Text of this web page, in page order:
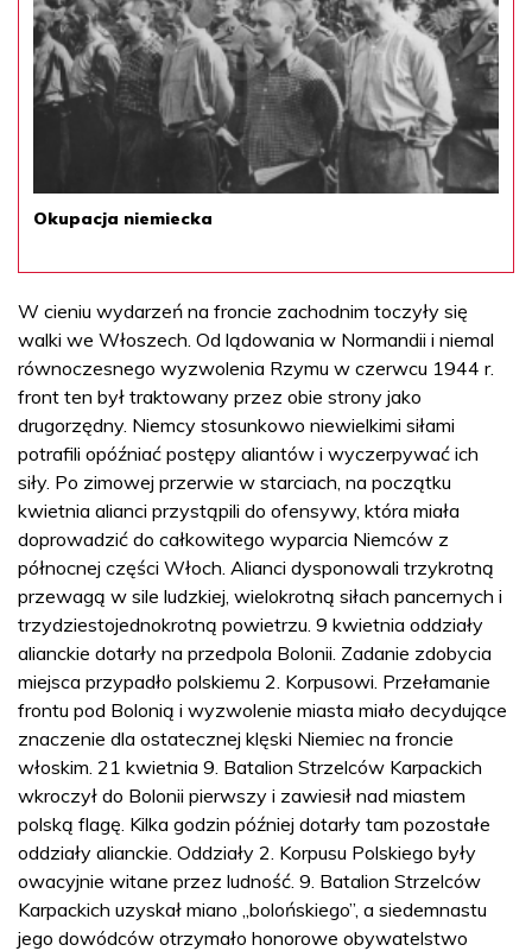
Okupacja niemiecka
W cieniu wydarzeń na froncie zachodnim toczyły się
walki we Włoszech. Od lądowania w Normandii i niemal
równoczesnego wyzwolenia Rzymu w czerwcu 1944 r.
front ten był traktowany przez obie strony jako
drugorzędny. Niemcy stosunkowo niewielkimi siłami
potrafili opóźniać postępy aliantów i wyczerpywać ich
siły. Po zimowej przerwie w starciach, na początku
kwietnia alianci przystąpili do ofensywy, która miała
doprowadzić do całkowitego wyparcia Niemców z
północnej części Włoch. Alianci dysponowali trzykrotną
przewagą w sile ludzkiej, wielokrotną siłach pancernych i
trzydziestojednokrotną powietrzu. 9 kwietnia oddziały
alianckie dotarły na przedpola Bolonii. Zadanie zdobycia
miejsca przypadło polskiemu 2. Korpusowi. Przełamanie
frontu pod Bolonią i wyzwolenie miasta miało decydujące
znaczenie dla ostatecznej klęski Niemiec na froncie
włoskim. 21 kwietnia 9. Batalion Strzelców Karpackich
wkroczył do Bolonii pierwszy i zawiesił nad miastem
polską flagę. Kilka godzin później dotarły tam pozostałe
oddziały alianckie. Oddziały 2. Korpusu Polskiego były
owacyjnie witane przez ludność. 9. Batalion Strzelców
Karpackich uzyskał miano „bolońskiego”, a siedemnastu
jego dowódców otrzymało honorowe obywatelstwo